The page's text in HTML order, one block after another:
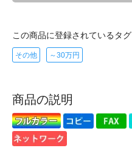
この商品に登録されているタグ
その他 ～30万円
商品の説明